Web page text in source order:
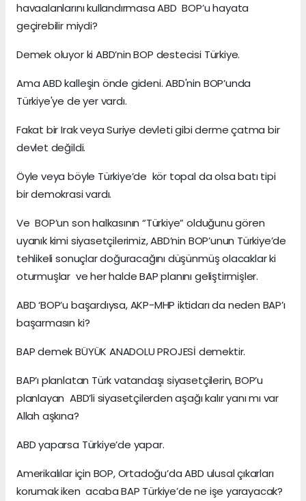
havaalanlarını kullandırmasa ABD BOP’u hayata
geçirebilir miydi?
Demek oluyor ki ABD’nin BOP destecisi Türkiye.
Ama ABD kalleşin önde gideni. ABD'nin BOP’unda
Türkiye'ye de yer vardı.
Fakat bir Irak veya Suriye devleti gibi derme çatma bir
devlet değildi.
Öyle veya böyle Türkiye’de kör topal da olsa batı tipi
bir demokrasi vardı.
Ve BOP’un son halkasının “Türkiye” olduğunu gören
uyanık kimi siyasetçilerimiz, ABD’nin BOP’unun Türkiye’de
tehlikeli sonuçlar doğuracağını düşünmüş olacaklar ki
oturmuşlar ve her halde BAP planını geliştirmişler.
ABD ‘BOP’u başardıysa, AKP-MHP iktidarı da neden BAP’ı
başarmasın ki?
BAP demek BÜYÜK ANADOLU PROJESİ demektir.
BAP’ı planlatan Türk vatandaşı siyasetçilerin, BOP’u
planlayan ABD’li siyasetçilerden aşağı kalır yanı mı var
Allah aşkına?
ABD yaparsa Türkiye’de yapar.
Amerikalılar için BOP, Ortadoğu’da ABD ulusal çıkarları
korumak iken acaba BAP Türkiye’de ne işe yarayacak?